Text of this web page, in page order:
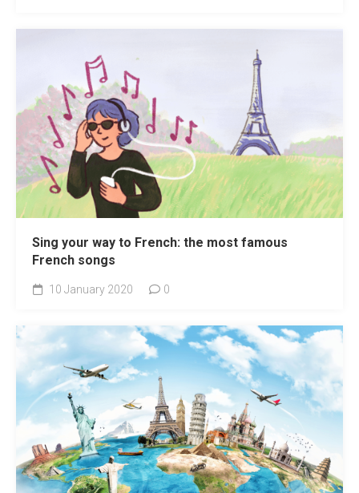
Sing your way to French: the most famous
French songs
10 January 2020 0